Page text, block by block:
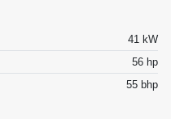
41 kW
56 hp
55 bhp